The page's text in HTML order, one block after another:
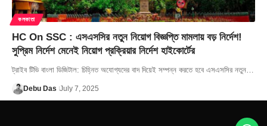
কলকাতা
HC On SSC : এসএসসির নতুন নিয়োগ বিজ্ঞপ্তি মামলায় বড় নির্দেশ!
সুপ্রিম নির্দেশ মেনেই নিয়োগ প্রক্রিয়ার নির্দেশ হাইকোর্টের
ট্রাইব টিভি বাংলা ডিজিটাল: চিহ্নিত অযোগ্যদের বাদ দিয়েই সম্পন্ন করতে হবে এসএসসির নতুন…
Debu Das July 7, 2025